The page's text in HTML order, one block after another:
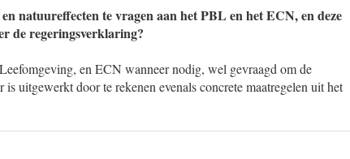
natuureffecten te vragen aan het PBL en het ECN, en deze
de regeringsverklaring?
en ECN wanneer nodig, wel gevraagd om de
uitgewerkt door te rekenen evenals concrete maatregelen uit het